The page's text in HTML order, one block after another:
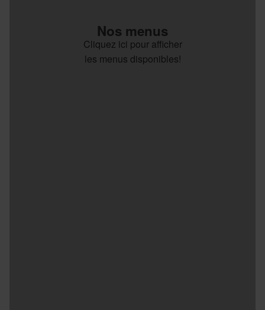
Nos menus
Cliquez ici pour afficher
les menus disponibles!